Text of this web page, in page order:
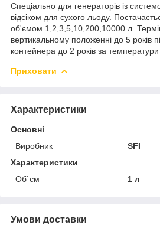
Спеціально для генераторів із
відсіком для сухого льоду.
об'ємом 1,2,3,5,10,200,10000 л.
вертикальному положенні до 5 років
контейнера до 2 років за
Приховати
Характеристики
Основні
Виробник
SFI
Характеристики
Об`єм
1 л
Умови доставки